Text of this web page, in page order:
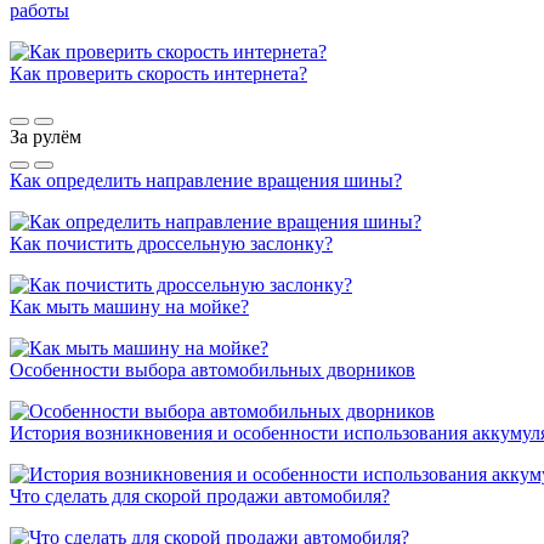
работы
Как проверить скорость интернета?
За рулём
Как определить направление вращения шины?
Как почистить дроссельную заслонку?
Как мыть машину на мойке?
Особенности выбора автомобильных дворников
История возникновения и особенности использования
Что сделать для скорой продажи автомобиля?